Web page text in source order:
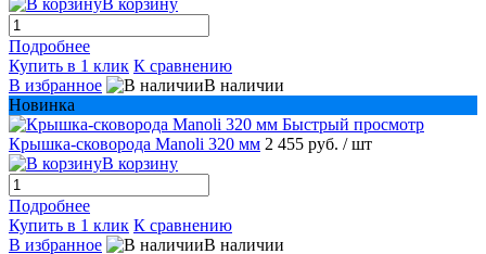
Подробнее
Купить в 1 клик К сравнению
В избранное
В наличии
Новинка
Быстрый просмотр
Крышка-сковорода Manoli 320 мм 2 455 руб. / шт
В корзину
Подробнее
Купить в 1 клик К сравнению
В избранное
В наличии